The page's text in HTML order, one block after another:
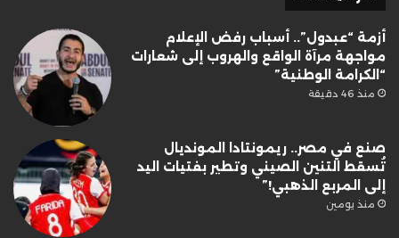
أزمة “عبدول”.. أسباب رفض الإعلام
مواجهة مرآة الواقع والهروب إلى شعارات
“الكرامة الوطنية”
منذ 46 دقيقة
صنع في مصر.. ريمونتادا المونديال
تُسقط التنين الصيني وتطير بفتيات اليد
إلى المربع الذهبي!”
منذ يومين